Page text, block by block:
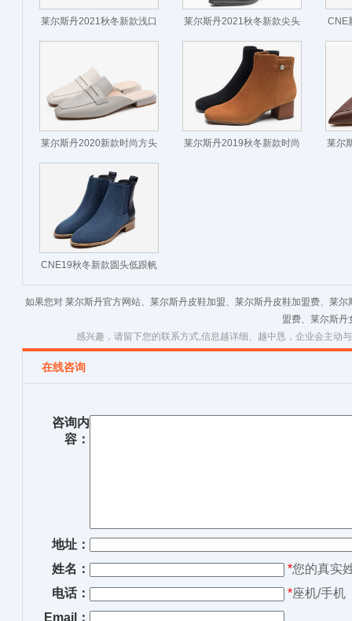
莱尔斯丹2021秋冬新款浅口
尖头上班OL通勤粗跟
莱尔斯丹2021秋冬新款尖头
粗高跟短筒套脚切尔西靴
CNE
莱尔斯丹2020新款时尚方头
拼接后空穆勒鞋
莱尔斯丹2019秋冬新款时尚 莱尔
CNE19秋冬新款圆头低跟帆
布拼牛皮切尔西靴
如果您对 莱尔斯丹官方网站、莱尔斯丹皮鞋加盟、莱尔斯丹皮鞋加盟费、莱
盟费、莱尔斯丹
感兴趣，请留下您的联系方式,信息越详细、越中恳，企业会主动
在线咨询
咨询内
容：
地址：
姓名：
*您的真实
电话：
*座机/手机
Email：